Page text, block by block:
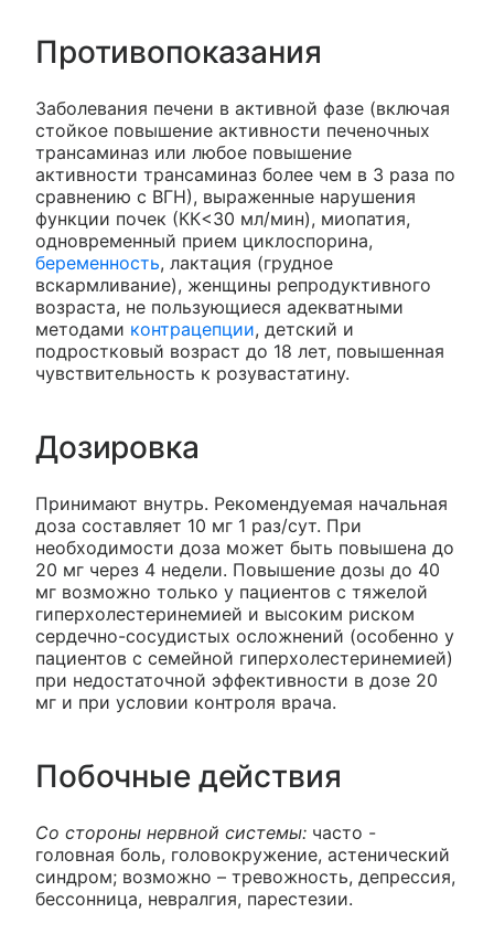
Противопоказания
Заболевания печени в активной фазе (включая
стойкое повышение активности печеночных
трансаминаз или любое повышение
активности трансаминаз более чем в 3 раза по
сравнению с ВГН), выраженные нарушения
функции почек (КК<30 мл/мин), миопатия,
одновременный прием циклоспорина,
беременность, лактация (грудное
вскармливание), женщины репродуктивного
возраста, не пользующиеся адекватными
методами контрацепции, детский и
подростковый возраст до 18 лет, повышенная
чувствительность к розувастатину.
Дозировка
Принимают внутрь. Рекомендуемая начальная
доза составляет 10 мг 1 раз/сут. При
необходимости доза может быть повышена до
20 мг через 4 недели. Повышение дозы до 40
мг возможно только у пациентов с тяжелой
гиперхолестеринемией и высоким риском
сердечно-сосудистых осложнений (особенно у
пациентов с семейной гиперхолестеринемией)
при недостаточной эффективности в дозе 20
мг и при условии контроля врача.
Побочные действия
Со стороны нервной системы: часто -
головная боль, головокружение, астенический
синдром; возможно – тревожность, депрессия,
бессонница, невралгия, парестезии.